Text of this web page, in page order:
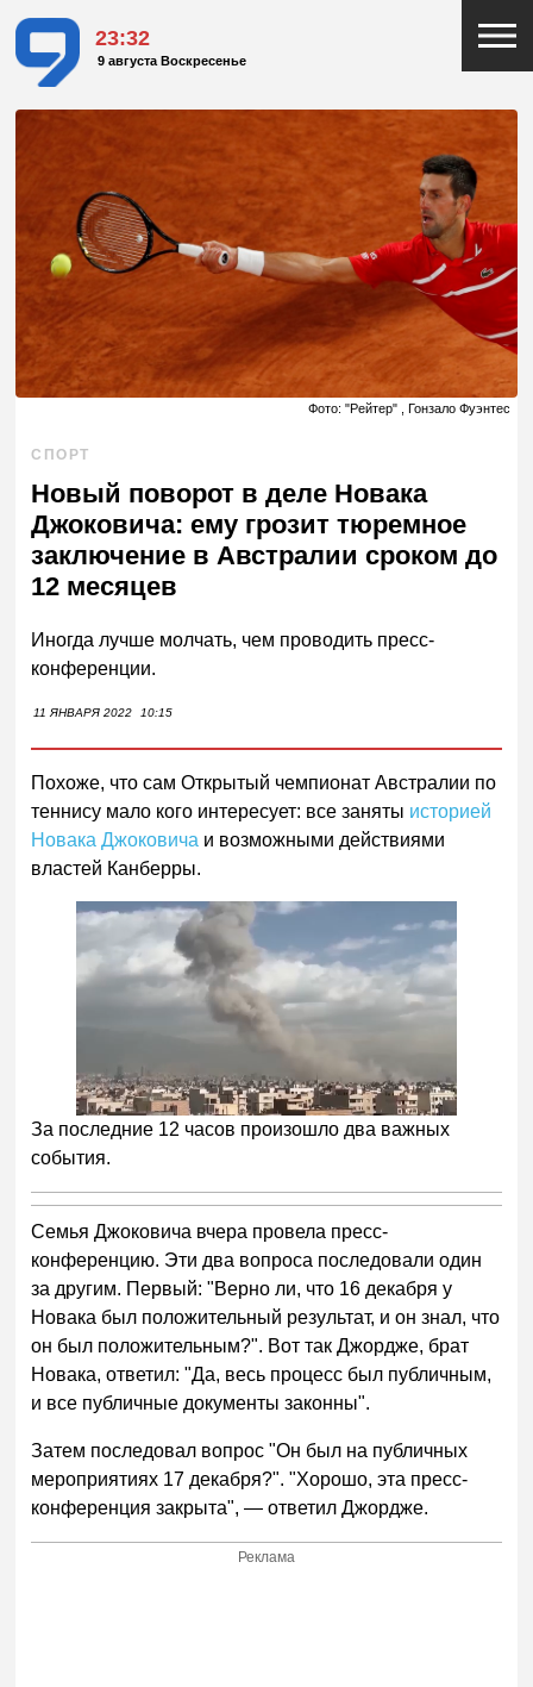
23:32
9 августа Воскресенье
Фото: "Рейтер" , Гонзало Фуэнтес
СПОРТ
Новый поворот в деле Новака
Джоковича: ему грозит тюремное
заключение в Австралии сроком до
12 месяцев
Иногда лучше молчать, чем проводить пресс-
конференции.
11 ЯНВАРЯ 2022 10:15
Похоже, что сам Открытый чемпионат Австралии по
теннису мало кого интересует: все заняты историей
Новака Джоковича и возможными действиями
властей Канберры.
За последние 12 часов произошло два важных
события.
Семья Джоковича вчера провела пресс-
конференцию. Эти два вопроса последовали один
за другим. Первый: "Верно ли, что 16 декабря у
Новака был положительный результат, и он знал, что
он был положительным?". Вот так Джордже, брат
Новака, ответил: "Да, весь процесс был публичным,
и все публичные документы законны".
Затем последовал вопрос "Он был на публичных
мероприятиях 17 декабря?". "Хорошо, эта пресс-
конференция закрыта", — ответил Джордже.
Реклама